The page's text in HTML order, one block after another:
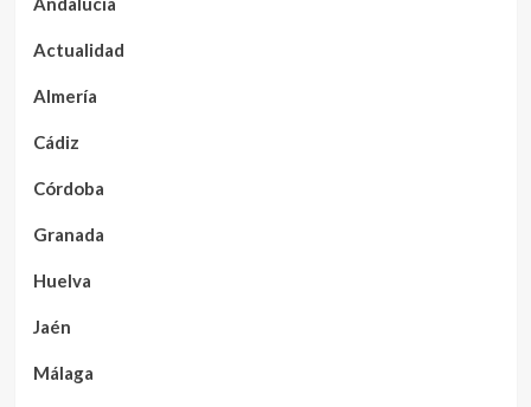
Actualidad
Almería
Cádiz
Córdoba
Granada
Huelva
Jaén
Málaga